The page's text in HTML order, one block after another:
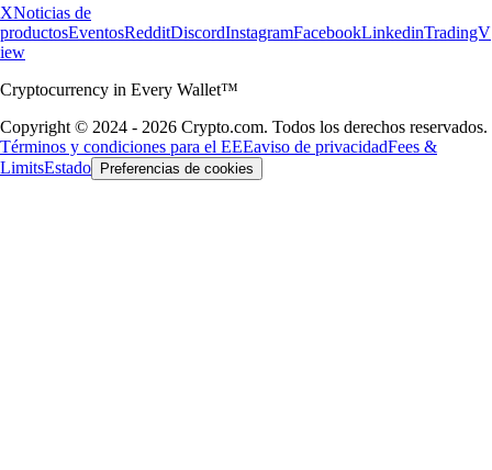
XNoticias de
productosEventosRedditDiscordInstagramFacebookLinkedinTradingV
iew
Cryptocurrency in Every Wallet™
Copyright © 2024 - 2026 Crypto.com. Todos los derechos reservados.
Términos y condiciones para el EEEaviso de privacidadFees &
LimitsEstado Preferencias de cookies